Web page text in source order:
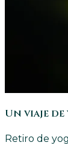
Un viaje
Retiro de